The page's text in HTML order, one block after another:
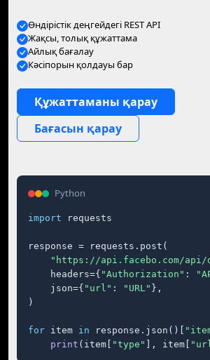
Өндірістік деңгейдегі REST API
Жақсы, толық құжаттама
Айлық бағалау
Кәсіпорын қолдауы бар
Құжаттаманы қарау
Бағасын қарау
Python
import requests
response = requests.post(
"https://api.facebo.com/api/
    headers={
"Authorization" :
    json={
"url" : "URL" },
)
for item in response.json()[
print (item[ "type" ], item[